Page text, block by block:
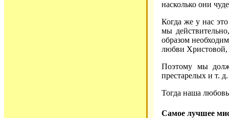
насколько они
Когда же у нас
мы
образом
любви Христовой,
Поэтому мы
престарелых и т.
Тогда наша
Самое лучшее